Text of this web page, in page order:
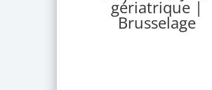
gériatrique |
Brusselage